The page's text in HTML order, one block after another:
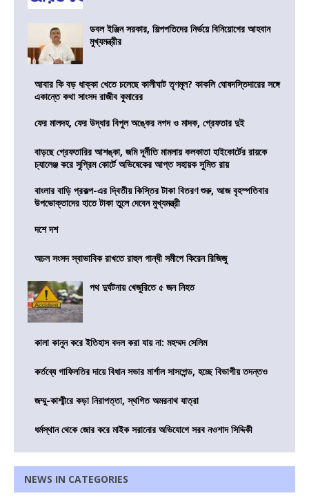
ডবল ইঞ্জিন সরকার, শিল্পপতিদের নির্ভয়ে বিনিয়োগের আহবান
মুখ্যমন্ত্রীর
আবার কি বড় ধাক্কা খেতে চলেছে কালীঘাট তৃণমূল? কাকলি ঘোষদস্তিদারের সঙ্গে
একান্তে কথা সাংসদ রাজীব কুমারের
ফের মালদহ, ফের উদ্ধার বিপুল অঙ্কের নগদ ও মাদক, গ্রেফতার দুই
বাড়ছে গ্রেফতারির আশঙ্কা, জমি দূর্নীতি মামলায় কলকাতা হাইকোর্টের রায়কে
চ্যালেঞ্জ করে সুপ্রিম কোর্টে অভিষেকের আপ্ত সহায়ক সুমিত রায়
বাংলার বাড়ি প্রকল্প-এর দ্বিতীয় কিস্তির টাকা বিতরণ শুরু, আজ বৃহস্পতিবার
উপভোক্তাদের হাতে টাকা তুলে দেবেন মুখ্যমন্ত্রী
দশে দশ
অচল সংসদ স্বাভাবিক রাখতে রাহুল গান্ধী সমীপে কিরেন রিজিজু
পথ দুর্ঘটনায় খেজুরিতে ৫ জন নিহত
কালা কানুন করে ইতিহাস বদল করা যায় না: মহম্মদ সেলিম
কর্তব্যে গাফিলতির দায়ে বিধান সভার মার্শাল সাসপেন্ড, হচ্ছে বিভাগীয় তদন্তও
জম্মু-কাশ্মীরে কড়া নিরাপত্তা, স্থগিত অমরনাথ যাত্রা
ধর্মস্থান থেকে জোর করে মাইক সরানোর অভিযোগে সরব নওশাদ সিদ্দিকী
NEWS IN CATEGORIES